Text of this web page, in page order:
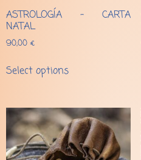
ASTROLOGÍA – CARTA
NATAL
90,00€
Select options